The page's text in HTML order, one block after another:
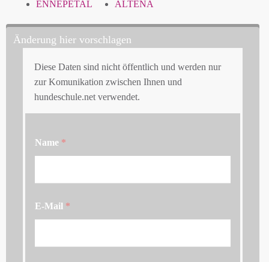
ENNEPETAL
ALTENA
Änderung hier vorschlagen
Diese Daten sind nicht öffentlich und werden nur
zur Komunikation zwischen Ihnen und
hundeschule.net verwendet.
Name *
E-Mail *